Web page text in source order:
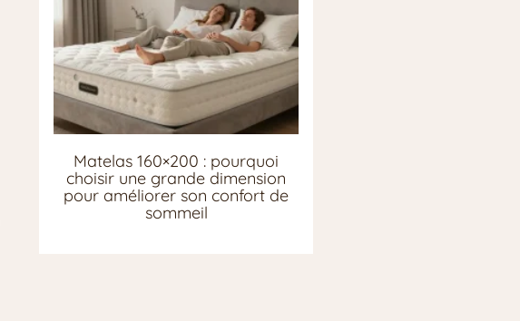
Matelas 160×200 : pourquoi
choisir une grande dimension
pour améliorer son confort de
sommeil